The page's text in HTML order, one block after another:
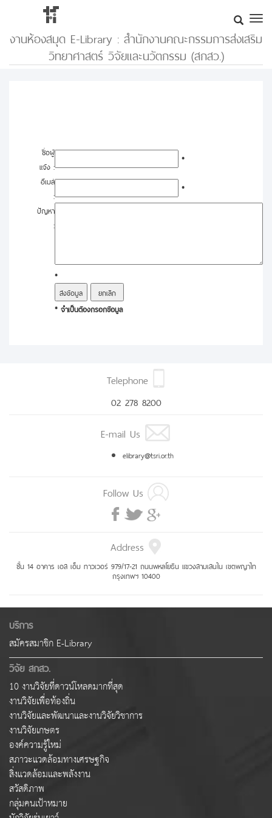
งานห้องสมุด E-Library : สำนักงานคณะกรรมการส่งเสริม
วิทยาศาสตร์ วิจัยและนวัตกรรม (สกสว.)
ชื่อผู้
แจ้ง :
*
อีเมล์
:
*
ปัญหา
:
*
* จำเป็นต้องกรอกข้อมูล
Telephone
02 278 8200
E-mail Us
elibrary@tsri.or.th
Follow Us
Address
ชั้น 14 อาคาร เอส เอ็ม ทาวเวอร์ 979/17-21 ถนนพหลโยธิน แขวงสามเสนใน เขตพญาไท
กรุงเทพฯ 10400
บริการ
สมัครสมาชิก E-Library
วิจัย สกสว.
10 งานวิจัยที่ดาวน์โหลดมากที่สุด
งานวิจัยเพื่อท้องถิ่น
งานวิจัยและพัฒนาและงานวิจัยวิชาการ
งานวิจัยเกษตร
องค์ความรู้ใหม่
สภาวะแวดล้อมทางเศรษฐกิจ
สิ่งแวดล้อมและพลังงาน
สวัสดิภาพ
กลุ่มคนเป้าหมาย